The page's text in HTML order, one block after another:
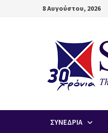
8 Αυγούστου, 2026
ΣΥΝΕΔΡΙΑ